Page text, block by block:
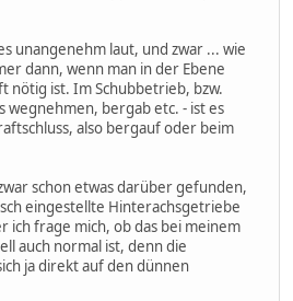
unangenehm laut, und zwar ... wie
dann, wenn man in der Ebene
nötig ist. Im Schubbetrieb, bzw.
wegnehmen, bergab etc. - ist es
also bergauf oder beim
schon etwas darüber gefunden,
eingestellte Hinterachsgetriebe
ich frage mich, ob das bei meinem
auch normal ist, denn die
ja direkt auf den dünnen